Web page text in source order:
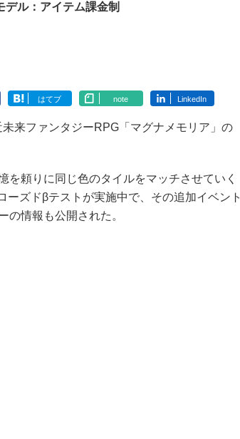
デル：アイテム課金制
はてブ note LinkedIn
来ファンタジーRPG「マグナメモリア」の
頼りに同じ色のタイルをマッチさせていく
ーズドβテストが実施中で、その追加イベント
の情報も公開された。